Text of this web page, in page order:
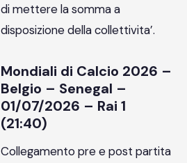
di mettere la somma a
disposizione della collettivita’.
Mondiali di Calcio 2026 –
Belgio – Senegal –
01/07/2026 – Rai 1
(21:40)
Collegamento pre e post partita